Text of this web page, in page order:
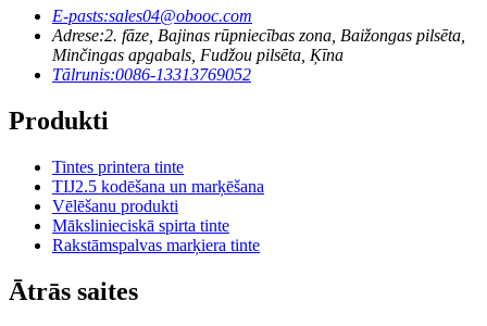
E-pasts:sales04@obooc.com
Adrese:2. fāze, Bajinas rūpniecības zona, Baižongas pilsēta,
Minčingas apgabals, Fudžou pilsēta, Ķīna
Tālrunis:0086-13313769052
Produkti
Tintes printera tinte
TIJ2.5 kodēšana un marķēšana
Vēlēšanu produkti
Mākslinieciskā spirta tinte
Rakstāmspalvas marķiera tinte
Ātrās saites